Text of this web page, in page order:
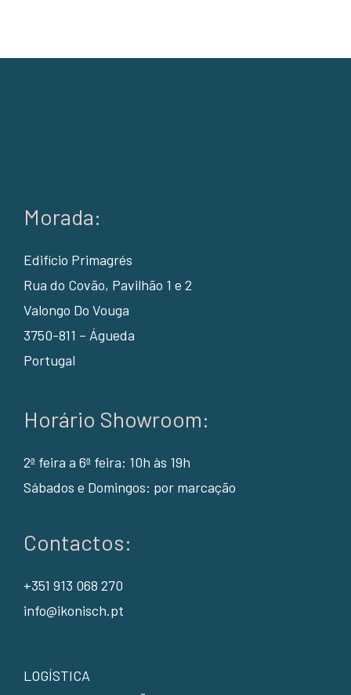
Morada:
Edifício Primagrés
Rua do Covão, Pavilhão 1 e 2
Valongo Do Vouga
3750-811 – Águeda
Portugal
Horário Showroom:
2ª feira a 6ª feira: 10h às 19h
Sábados e Domingos: por marcação
Contactos:
+351 913 068 270
info@ikonisch.pt
LOGÍSTICA